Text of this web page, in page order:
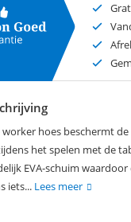
worker hoes beschermt
het spelen met de
EVA-schuim
iets... Lees meer